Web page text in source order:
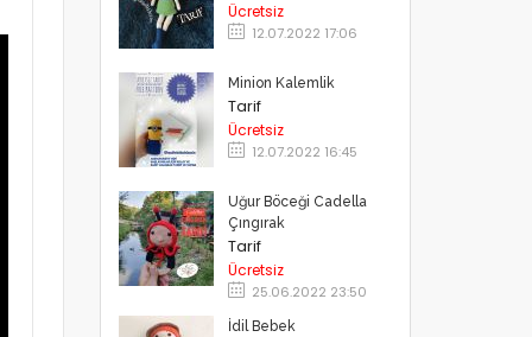
Ücretsiz
12.07.2022 17:06
Minion Kalemlik
Tarif
Ücretsiz
12.07.2022 16:45
Uğur Böceği Cadella
Çıngırak
Tarif
Ücretsiz
25.06.2022 23:50
İdil Bebek